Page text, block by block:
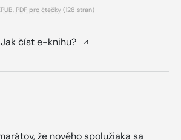
, PDF pro čtečky(128 stran)
Jak číst e-knihu?
že nového spolužiaka sa